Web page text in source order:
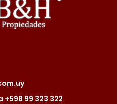
+598 99 323 322